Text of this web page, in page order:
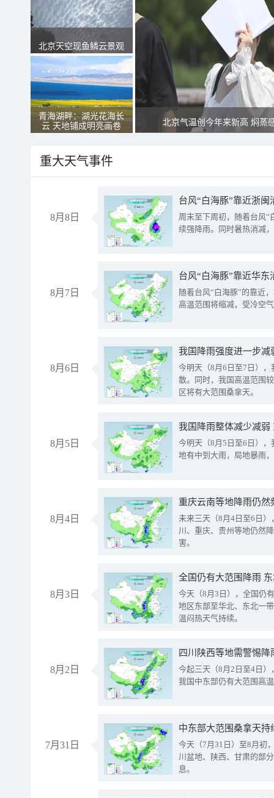
北京天空现鱼鳞云景观
青海湖畔：湖光花海长
云 天地铺成明亮画卷
北京气温创今年来新高 焖蒸
重大天气事件
8月8日
台风“白海豚”靠近浙
周末至下周初，随着台风“
续强降雨。同时暑热消减
8月7日
台风“白海豚”靠近华
随着台风“白海豚”的靠近
高温范围将缩减，受冷空
8月6日
今明天（8月6日至7日）
散。同时，我国高温范围
区将有大范围桑拿天。
8月5日
我国降雨整体减少减弱
今明天（8月5日至6日）
地有中到大雨，局地暴雨
8月4日
重庆云南等地降雨仍然
未来三天（8月4日至6日
川、重庆、贵州等地仍然
害。
8月3日
全国仍有大范围降雨
今天（8月3日），全国仍
地区东部至华北、东北一
温闷热天气持续。
8月2日
今起三天（8月2日至4日
我国中东部仍有大范围高
7月31日
中东部大范围桑拿天
今天（7月31日）至8月初
川盆地、陕西、甘肃的部
息。